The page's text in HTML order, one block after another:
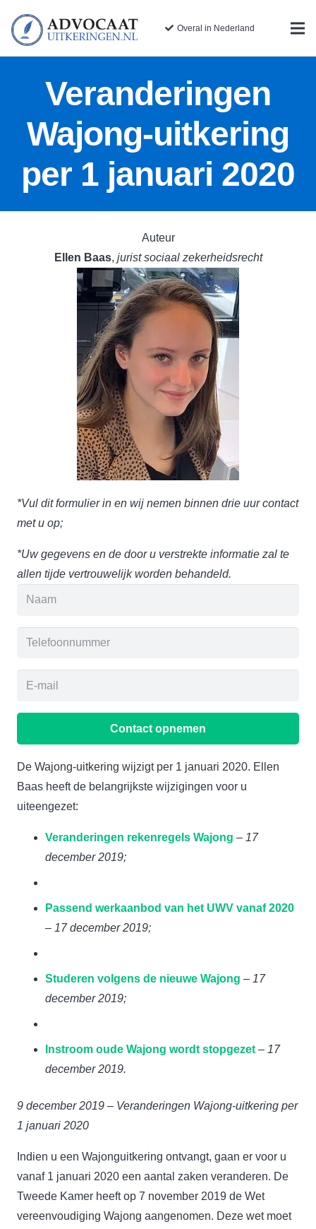
Overal in Nederland
Veranderingen
Wajong-uitkering
per 1 januari 2020
Auteur
Ellen Baas, jurist sociaal zekerheidsrecht
*Vul dit formulier in en wij nemen binnen drie uur contact
met u op;
*Uw gegevens en de door u verstrekte informatie zal te
allen tijde vertrouwelijk worden behandeld.
Contact opnemen
De Wajong-uitkering wijzigt per 1 januari 2020. Ellen
Baas heeft de belangrijkste wijzigingen voor u
uiteengezet:
Veranderingen rekenregels Wajong – 17
december 2019;
Passend werkaanbod van het UWV vanaf 2020
– 17 december 2019;
Studeren volgens de nieuwe Wajong – 17
december 2019;
Instroom oude Wajong wordt stopgezet – 17
december 2019.
9 december 2019 – Veranderingen Wajong-uitkering per
1 januari 2020
Indien u een Wajonguitkering ontvangt, gaan er voor u
vanaf 1 januari 2020 een aantal zaken veranderen. De
Tweede Kamer heeft op 7 november 2019 de Wet
vereenvoudiging Wajong aangenomen. Deze wet moet